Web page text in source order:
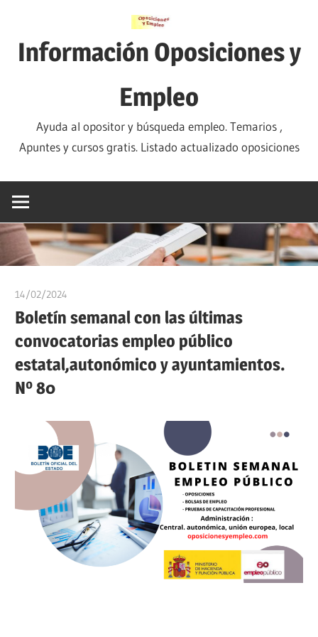
contenido
Información Oposiciones y
Empleo
Ayuda al opositor y búsqueda empleo. Temarios ,
Apuntes y cursos gratis. Listado actualizado oposiciones
14/02/2024
Boletín semanal con las últimas
convocatorias empleo público
estatal,autonómico y ayuntamientos.
Nº 80